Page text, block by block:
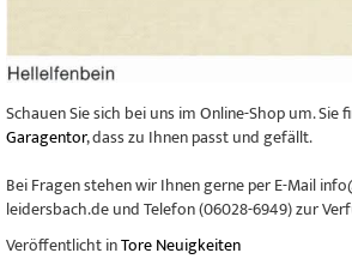
Schauen Sie sich bei uns im Online-Shop um.
Garagentor, dass zu Ihnen passt und gefällt.
Bei Fragen stehen wir Ihnen gerne per E-Mail
leidersbach.de und Telefon (06028-6949) zur
Veröffentlicht inTore Neuigkeiten